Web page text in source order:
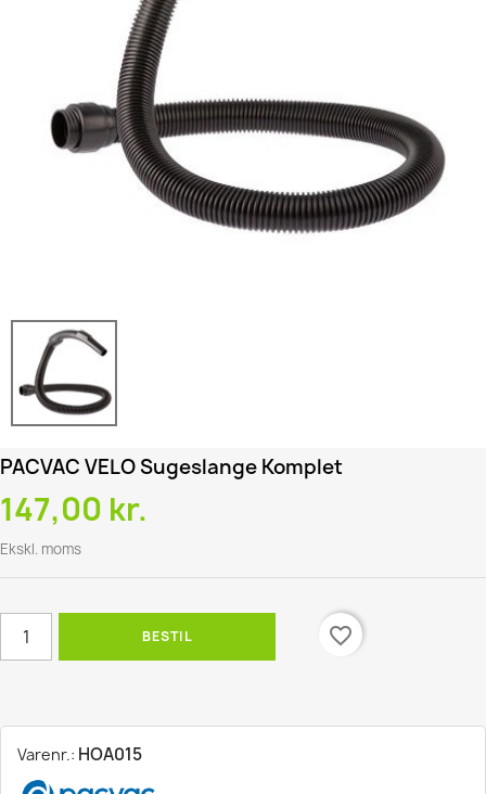
PACVAC VELO Sugeslange Komplet
147,00 kr.
Ekskl. moms
BESTIL favorite_border
Varenr.: HOA015